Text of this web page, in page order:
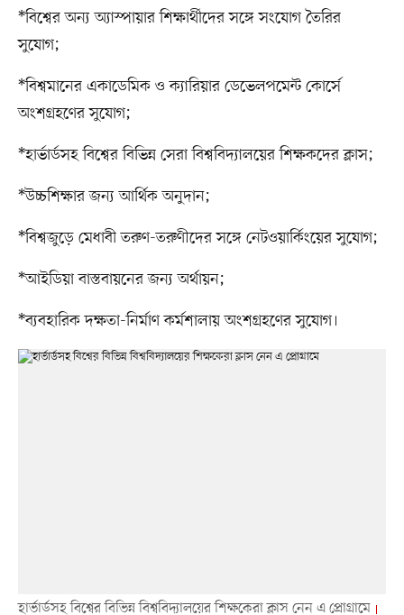
*বিশ্বের অন্য অ্যাস্পায়ার শিক্ষার্থীদের সঙ্গে সংযোগ তৈরির
সুযোগ;
*বিশ্বমানের একাডেমিক ও ক্যারিয়ার ডেভেলপমেন্ট কোর্সে
অংশগ্রহণের সুযোগ;
*হার্ভার্ডসহ বিশ্বের বিভিন্ন সেরা বিশ্ববিদ্যালয়ের শিক্ষকদের ক্লাস;
*উচ্চশিক্ষার জন্য আর্থিক অনুদান;
*বিশ্বজুড়ে মেধাবী তরুণ-তরুণীদের সঙ্গে নেটওয়ার্কিংয়ের সুযোগ;
*আইডিয়া বাস্তবায়নের জন্য অর্থায়ন;
*ব্যবহারিক দক্ষতা-নির্মাণ কর্মশালায় অংশগ্রহণের সুযোগ।
হার্ভার্ডসহ বিশ্বের বিভিন্ন বিশ্ববিদ্যালয়ের শিক্ষকেরা ক্লাস নেন এ প্রোগ্রামে